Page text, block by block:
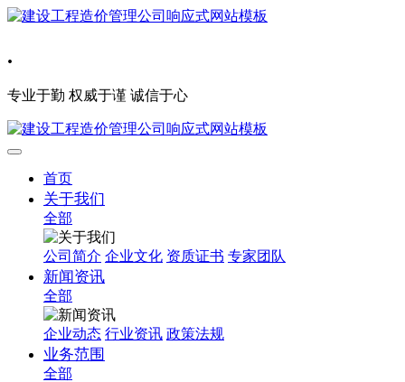
.
专业于勤 权威于谨 诚信于心
首页
关于我们
全部
公司简介 企业文化 资质证书 专家团队
新闻资讯
全部
企业动态 行业资讯 政策法规
业务范围
全部